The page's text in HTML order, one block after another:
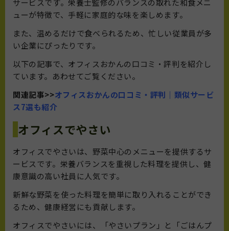
サービスです。栄養士監修のバランスの取れた和食メニ
ューが特徴で、手軽に家庭的な味を楽しめます。
また、温めるだけで食べられるため、忙しい従業員が多
い企業にぴったりです。
以下の記事で、オフィスおかんの口コミ・評判を紹介し
ています。あわせてご覧ください。
関連記事>>オフィスおかんの口コミ・評判｜類似サービ
ス7選も紹介
オフィスでやさい
オフィスでやさいは、野菜中心のメニューを提供するサ
ービスです。栄養バランスを重視した料理を提供し、健
康意識の高い社員に人気です。
新鮮な野菜を使った料理を簡単に取り入れることができ
るため、健康経営にも貢献します。
オフィスでやさいには、「やさいプラン」と「ごはんプ